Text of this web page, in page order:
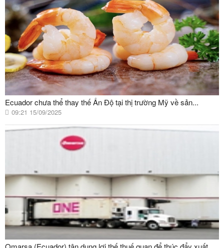
Ecuador chưa thể thay thế Ấn Độ tại thị trường Mỹ về sản...
09:21 15/09/2025